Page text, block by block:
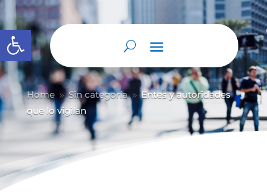
Abrir barra de herramientas
Home 9 Sin categoría 9 Entes y autoridades
que lo vigilan